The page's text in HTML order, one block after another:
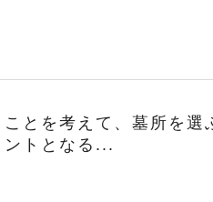
とを考えて、墓所を
ントとなる...